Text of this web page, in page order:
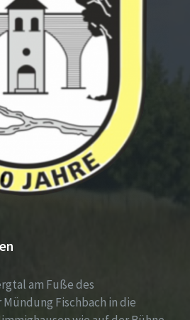
am Fuße des
Fischbach in die